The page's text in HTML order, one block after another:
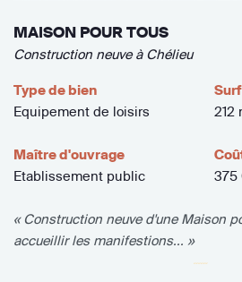
MAISON POUR TOUS
Construction neuve à Chélieu
Type de bien
Equipement de loisirs
212
Maître d'ouvrage
Etablissement public
« Construction neuve d'une Maison
accueillir les manifestions... »